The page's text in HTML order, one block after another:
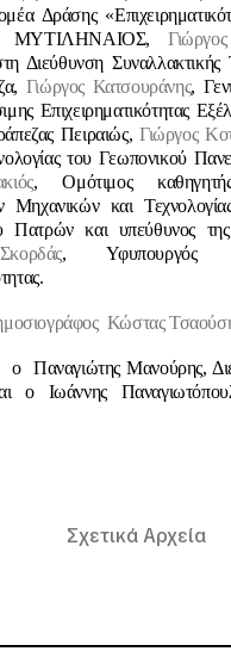
Δράσης
ΜΥΤΙΛΗΝΑΙΟΣ,
Διεύθυνση Συναλλακτικής
Γιώργος Κατσουράνης,
Επιχειρηματικότητας
Πειραιώς,Γιώργος
του Γεωπονικού
, Ομότιμος
Μηχανικών και
Πατρών και υπεύθυνος
, Υφυπουργός
Κώστας
ο Παναγιώτης Μανούρης,
ο Ιωάννης
Σχετικά Αρχεία